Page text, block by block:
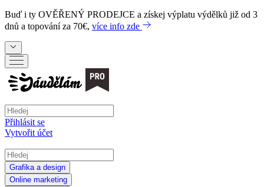
Buď i ty OVĚŘENÝ PRODEJCE a získej výplatu výdělků již od 3
dnů a topování za 70€, více info zde
Přihlásit se
Vytvořit účet
Grafika a design
Online marketing